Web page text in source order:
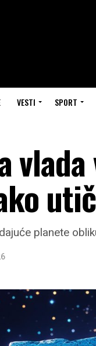
VESTI SPORT
planete